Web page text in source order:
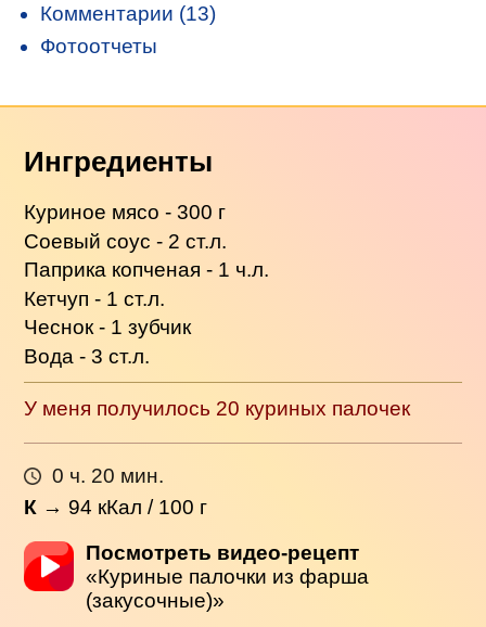
Комментарии (13)
Фотоотчеты
Ингредиенты
Куриное мясо - 300 г
Соевый соус - 2 ст.л.
Паприка копченая - 1 ч.л.
Кетчуп - 1 ст.л.
Чеснок - 1 зубчик
Вода - 3 ст.л.
У меня получилось 20 куриных палочек
0 ч. 20 мин.
К → 94 кКал / 100 г
Посмотреть видео-рецепт
«Куриные палочки из фарша
(закусочные)»